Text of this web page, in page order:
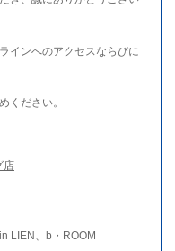
インへのアクセスならびに
ください。
店
LIEN、b・ROOM